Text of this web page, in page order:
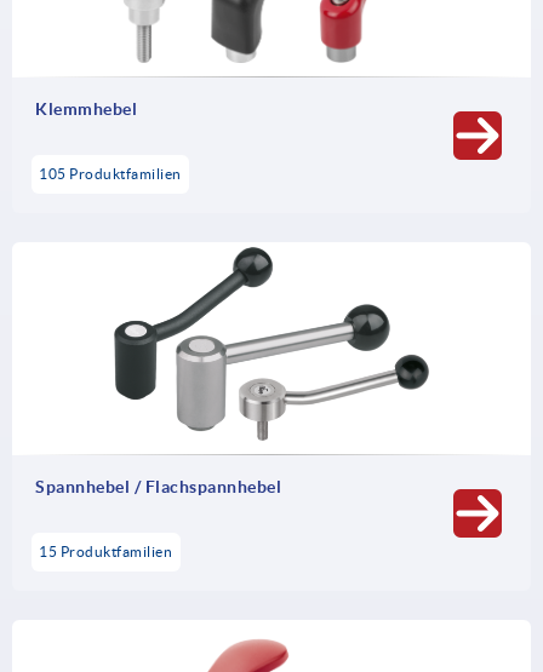
Zuverlässigkeit bei einfachen Spannaufgaben.
Klemmhebel
105 Produktfamilien
Spannhebel / Flachspannhebel
15 Produktfamilien